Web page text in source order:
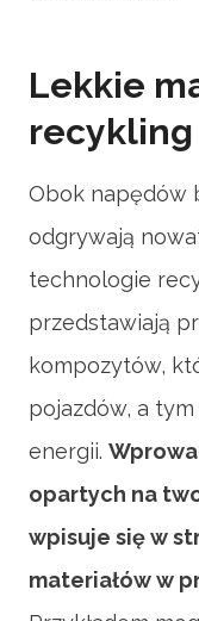
Lekkie
recykling
Obok napędów
odgrywają
technologie
przedstawiają
kompozytów,
pojazdów, a
energii.
opartych na
wpisuje się w
materiałów w